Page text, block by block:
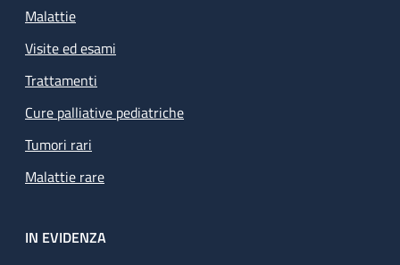
Malattie
Visite ed esami
Trattamenti
Cure palliative pediatriche
Tumori rari
Malattie rare
IN EVIDENZA